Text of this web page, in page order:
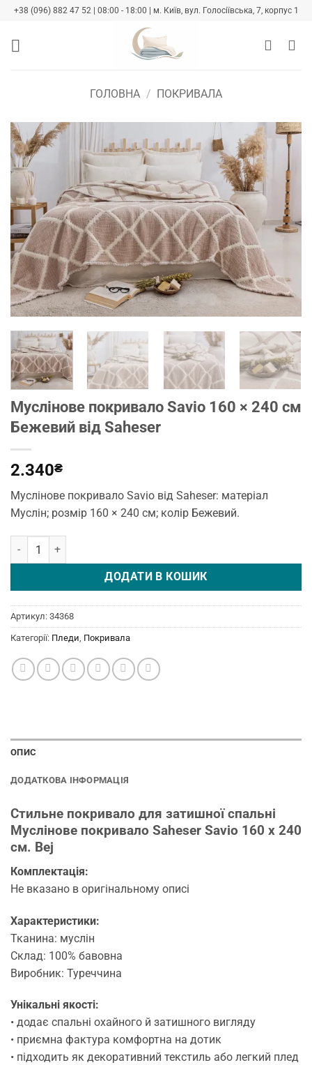
Skip
content
+38 (096) 882 47 52 | 08:00 - 18:00 | м. Київ, вул. Голосіївська, 7, корпус 1
ГОЛОВНА / ПОКРИВАЛА
Муслінове покривало Savio 160 × 240 см
Бежевий від Saheser
2.340₴
Муслінове покривало Savio від Saheser: матеріал
Муслін; розмір 160 × 240 см; колір Бежевий.
Муслінове покривало Savio 160 × 240 см Бежевий від Saheser
ДОДАТИ В КОШИК
Артикул: 34368
Категорії: Пледи, Покривала
ОПИС
ДОДАТКОВА ІНФОРМАЦІЯ
Стильне покривало для затишної спальні
Муслінове покривало Saheser Savio 160 х 240
см. Bej
Комплектація:
Не вказано в оригінальному описі
Характеристики:
Тканина: муслін
Склад: 100% бавовна
Виробник: Туреччина
Унікальні якості:
• додає спальні охайного й затишного вигляду
• приємна фактура комфортна на дотик
• підходить як декоративний текстиль або легкий плед